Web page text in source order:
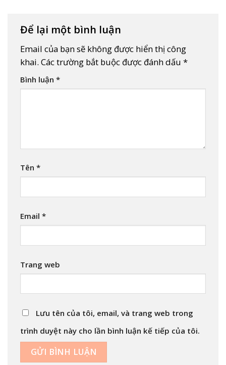
Để lại một bình luận
Email của bạn sẽ không được hiển thị công
khai. Các trường bắt buộc được đánh dấu *
Bình luận *
Tên *
Email *
Trang web
Lưu tên của tôi, email, và trang web trong
trình duyệt này cho lần bình luận kế tiếp của tôi.